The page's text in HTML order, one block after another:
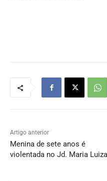
Artigo anterior
Menina de sete anos é
violentada no Jd. Maria Luiza